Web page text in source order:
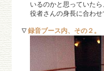
いるのかと思っていたら
役者さんの身長に合わせ
録音ブース内、その２。